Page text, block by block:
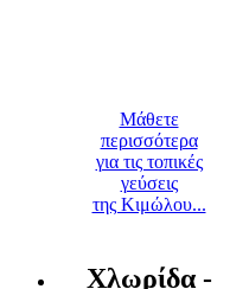
Μάθετε
περισσότερα
για τις τοπικές
γεύσεις
της Κιμώλου...
Χλωρίδα -